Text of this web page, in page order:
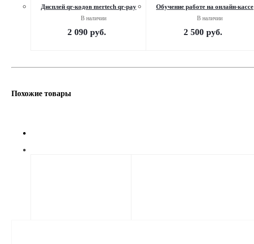
Дисплей qr-кодов mertech qr-pay
В наличии
2 090 руб.
Обучение работе на онлайн-кассе
В наличии
2 500 руб.
Похожие товары